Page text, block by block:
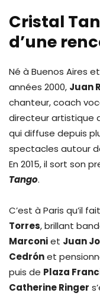
Cristal
d’une
Né à Buenos Aires
années 2000, Juan
chanteur, coach
directeur artistique
qui diffuse depuis
spectacles autour
En 2015, il sort son
Tango.
C’est à Paris qu’il
Torres, brillant
Marconiet Juan
Cedrónet
puis de Plaza
Catherine Ringer